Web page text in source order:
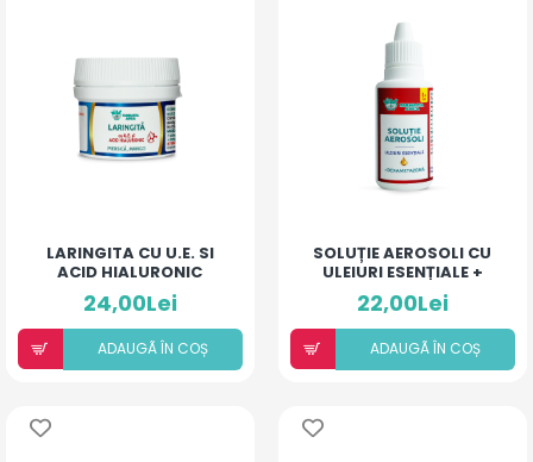
LARINGITA CU U.E. SI
ACID HIALURONIC
(PIERSICĂ ȘI MANGO)
24,00Lei
ADAUGÃ ÎN COȘ
SOLUȚIE AEROSOLI CU
ULEIURI ESENȚIALE +
DEXAMETAZONĂ
22,00Lei
ADAUGÃ ÎN COȘ